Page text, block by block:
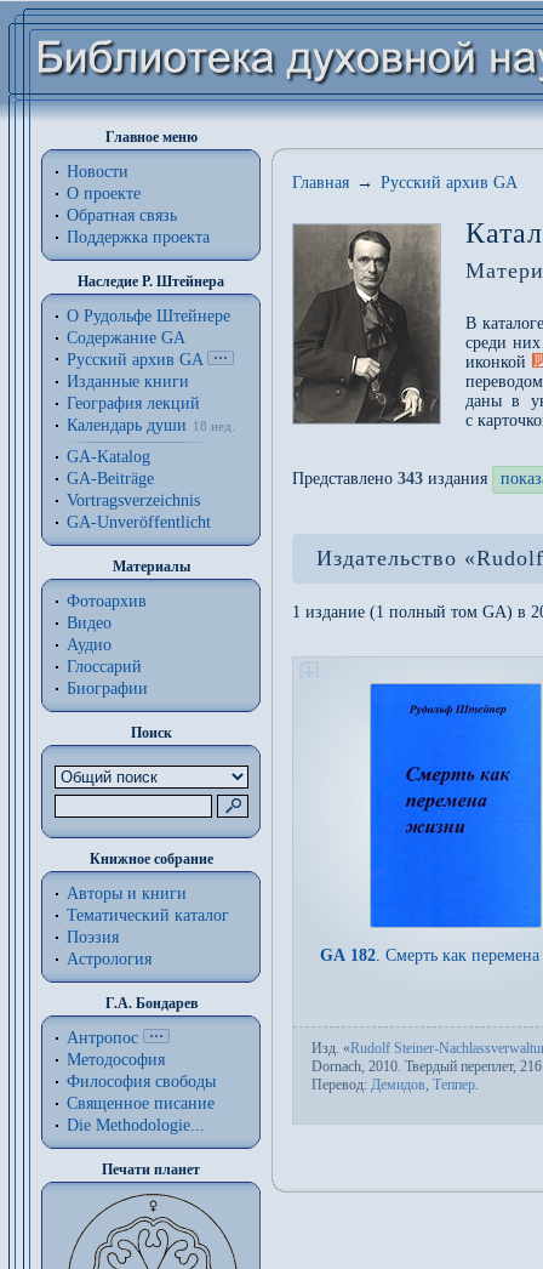
Главное меню
Новости
О проекте
Обратная связь
Поддержка проекта
Наследие Р. Штейнера
О Рудольфе Штейнере
Содержание GA
Русский архив GA
Изданные книги
География лекций
Календарь души
18 нед.
GA-Katalog
GA-Beiträge
Vortragsverzeichnis
GA-Unveröffentlicht
Материалы
Фотоархив
Видео
Аудио
Глоссарий
Биографии
Поиск
Книжное собрание
Авторы и книги
Тематический каталог
Поэзия
Астрология
Г.А. Бондарев
Антропос
Методософия
Философия cвободы
Священное писание
Die Methodologie...
Печати планет
Главная → Русский архив GA
В
среди
иконкой
даны в
с
Представлено 343 издания
Издательство
1 издание (1 полный том GA) в
GA 182. Смерть как
Изд. «Rudolf Steiner-
Dornach, 2010. Твер­дый пе­ре­плет,
Пере­вод: Демидов, Теппер.